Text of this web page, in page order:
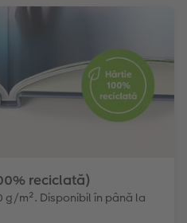
reciclată)
g/m². Disponibil în până la